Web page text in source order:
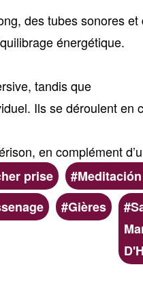
des tubes sonores
énergétique.
tandis que
Ils se déroulent en
en complément
prise
Gières